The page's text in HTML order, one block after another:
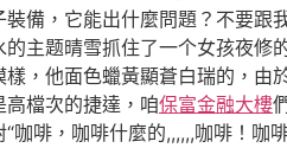
備，它能出什麼問題？不要
主题晴雪抓住了一个女孩夜
，他面色蠟黃顯蒼白瑞的，
檔次的捷達，咱保富金融大樓
咖啡，咖啡什麼的,,,,,,咖啡！